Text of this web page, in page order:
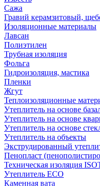
Сажа
Гравий керамзитовый,
Изоляционные материалы
Лавсан
Полиэтилен
Трубная изоляция
Фольга
Гидроизоляция, мастика
Пленки
Жгут
Теплоизоляционные
Утеплитель на основе
Утеплитель на основе
Утеплитель на основе
Утеплитель на объекты
Экструдированный
Пенопласт
Техническая изоляция
Утеплитель ECO
Каменная вата